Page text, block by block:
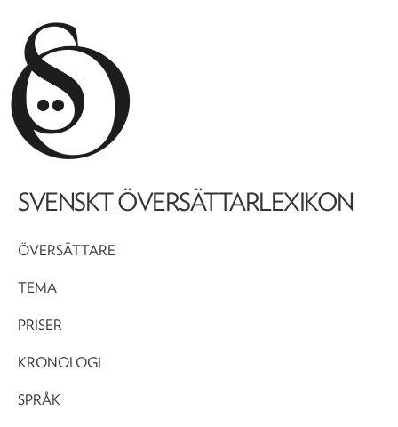
SVENSKT ÖVERSÄTTARLEXIKON
ÖVERSÄTTARE
TEMA
PRISER
KRONOLOGI
SPRÅK